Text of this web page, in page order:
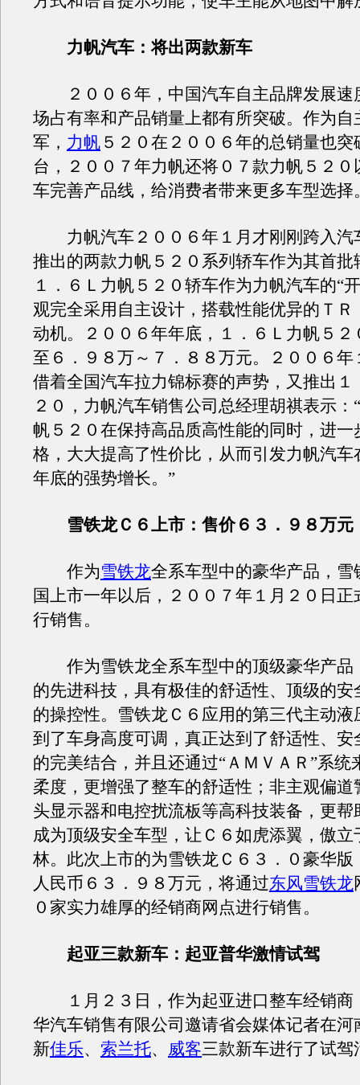
力帆汽车：将出两款新车
２００６年，中国汽车自主品牌发展速
场占有率和产品销量上都有所突破。作为自
军， 力帆 ５２０在２００６年的总销量也突
台，２００７年力帆还将０７款力帆５２０
车完善产品线，给消费者带来更多车型选择
力帆汽车２００６年１月才刚刚跨入汽
推出的两款力帆５２０系列轿车作为其首批
１．６Ｌ力帆５２０轿车作为力帆汽车的“
观完全采用自主设计，搭载性能优异的Ｔ
动机。２００６年年底，１．６Ｌ力帆５２
至６．９８万～７．８８万元。２００６年
借着全国汽车拉力锦标赛的声势，又推出１
２０，力帆汽车销售公司总经理胡祺表示：
帆５２０在保持高品质高性能的同时，进一
格，大大提高了性价比，从而引发力帆汽车
年底的强势增长。”
雪铁龙Ｃ６上市：售价６３．９８万元
作为雪铁龙全系车型中的豪华产品，雪
国上市一年以后，２００７年１月２０日正
行销售。
作为雪铁龙全系车型中的顶级豪华产品
的先进科技，具有极佳的舒适性、顶级的安
的操控性。雪铁龙Ｃ６应用的第三代主动液
到了车身高度可调，真正达到了舒适性、安
的完美结合，并且还通过“ＡＭＶＡＲ”系统
柔度，更增强了整车的舒适性；非主观偏道
头显示器和电控扰流板等高科技装备，更帮
成为顶级安全车型，让Ｃ６如虎添翼，傲立
林。此次上市的为雪铁龙Ｃ６３．０豪华版
人民币６３．９８万元，将通过东风雪铁龙
０家实力雄厚的经销商网点进行销售。
起亚三款新车：起亚普华激情试驾
１月２３日，作为起亚进口整车经销商
华汽车销售有限公司邀请省会媒体记者在河
新佳乐、 索兰托、 威客三款新车进行了试驾